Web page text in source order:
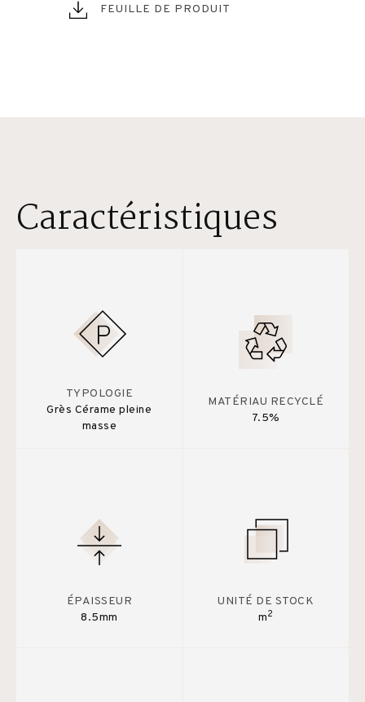
FEUILLE DE PRODUIT
Caractéristiques
TYPOLOGIE
Grès Cérame pleine
masse
MATÉRIAU RECYCLÉ
7.5%
ÉPAISSEUR
8.5mm
UNITÉ DE STOCK
m2